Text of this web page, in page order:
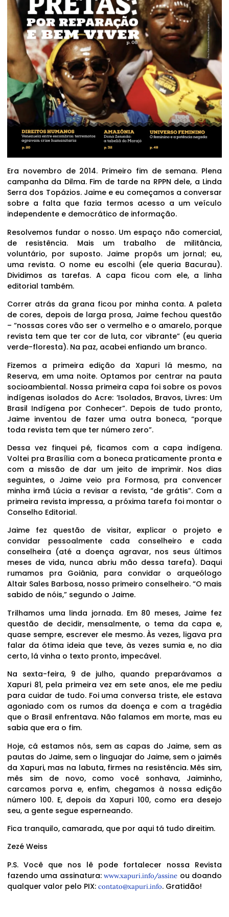
Era novembro de 2014. Primeiro fim de semana. Plena
campanha da Dilma. Fim de tarde na RPPN dele, a Linda
Serra dos Topázios. Jaime e eu começamos a conversar
sobre a falta que fazia termos acesso a um veículo
independente e democrático de informação.
Resolvemos fundar o nosso. Um espaço não comercial,
de resistência. Mais um trabalho de militância,
voluntário, por suposto. Jaime propôs um jornal; eu,
uma revista. O nome eu escolhi (ele queria Bacurau).
Dividimos as tarefas. A capa ficou com ele, a linha
editorial também.
Correr atrás da grana ficou por minha conta. A paleta
de cores, depois de larga prosa, Jaime fechou questão
– “nossas cores vão ser o vermelho e o amarelo, porque
revista tem que ter cor de luta, cor vibrante” (eu queria
verde-floresta). Na paz, acabei enfiando um branco.
Fizemos a primeira edição da Xapuri lá mesmo, na
Reserva, em uma noite. Optamos por centrar na pauta
socioambiental. Nossa primeira capa foi sobre os povos
indígenas isolados do Acre: ‘Isolados, Bravos, Livres: Um
Brasil Indígena por Conhecer”. Depois de tudo pronto,
Jaime inventou de fazer uma outra boneca, “porque
toda revista tem que ter número zero”.
Dessa vez finquei pé, ficamos com a capa indígena.
Voltei pra Brasília com a boneca praticamente pronta e
com a missão de dar um jeito de imprimir. Nos dias
seguintes, o Jaime veio pra Formosa, pra convencer
minha irmã Lúcia a revisar a revista, “de grátis”. Com a
primeira revista impressa, a próxima tarefa foi montar o
Conselho Editorial.
Jaime fez questão de visitar, explicar o projeto e
convidar pessoalmente cada conselheiro e cada
conselheira (até a doença agravar, nos seus últimos
meses de vida, nunca abriu mão dessa tarefa). Daqui
rumamos pra Goiânia, para convidar o arqueólogo
Altair Sales Barbosa, nosso primeiro conselheiro. “O mais
sabido de nóis,” segundo o Jaime.
Trilhamos uma linda jornada. Em 80 meses, Jaime fez
questão de decidir, mensalmente, o tema da capa e,
quase sempre, escrever ele mesmo. Às vezes, ligava pra
falar da ótima ideia que teve, às vezes sumia e, no dia
certo, lá vinha o texto pronto, impecável.
Na sexta-feira, 9 de julho, quando preparávamos a
Xapuri 81, pela primeira vez em sete anos, ele me pediu
para cuidar de tudo. Foi uma conversa triste, ele estava
agoniado com os rumos da doença e com a tragédia
que o Brasil enfrentava. Não falamos em morte, mas eu
sabia que era o fim.
Hoje, cá estamos nós, sem as capas do Jaime, sem as
pautas do Jaime, sem o linguajar do Jaime, sem o jaimês
da Xapuri, mas na labuta, firmes na resistência. Mês sim,
mês sim de novo, como você sonhava, Jaiminho,
carcamos porva e, enfim, chegamos à nossa edição
número 100. E, depois da Xapuri 100, como era desejo
seu, a gente segue esperneando.
Fica tranquilo, camarada, que por aqui tá tudo direitim.
Zezé Weiss
P.S. Você que nos lê pode fortalecer nossa Revista
fazendo uma assinatura:www.xapuri.info/assine ou doando
qualquer valor pelo PIX: contato@xapuri.info. Gratidão!